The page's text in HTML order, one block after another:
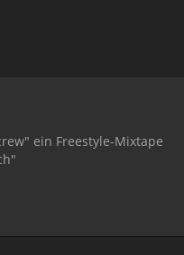
ein Freestyle-Mixtape